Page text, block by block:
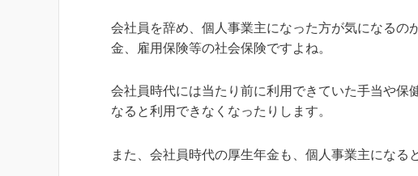
会社員を辞め、個人事業主になった方が気になるの
金、雇用保険等の社会保険ですよね。
会社員時代には当たり前に利用できていた手当や保
なると利用できなくなったりします。
また、会社員時代の厚生年金も、個人事業主になる